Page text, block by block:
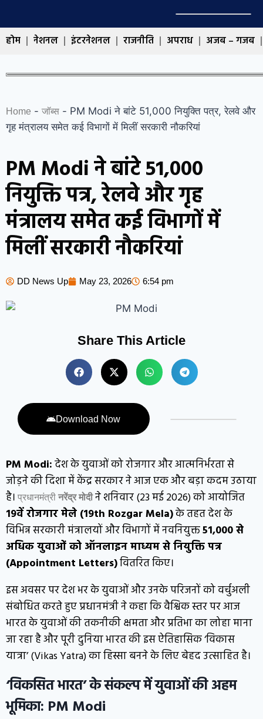
होम नेशनल इंटरनेशनल राजनीति अपराध अजब – गजब
Home - जॉब्स - PM Modi ने बांटे 51,000 नियुक्ति पत्र, रेलवे और
गृह मंत्रालय समेत कई विभागों में मिलीं सरकारी नौकरियां
PM Modi ने बांटे 51,000
नियुक्ति पत्र, रेलवे और गृह
मंत्रालय समेत कई विभागों में
मिलीं सरकारी नौकरियां
DD News Up May 23, 2026 6:54 pm
Share This Article
Download Now
PM Modi:देश के युवाओं को रोजगार और आत्मनिर्भरता से
जोड़ने की दिशा में केंद्र सरकार ने आज एक और बड़ा कदम उठाया
है। प्रधानमंत्री नरेंद्र मोदीने शनिवार (23 मई 2026) को आयोजित
19वें रोजगार मेले (19th Rozgar Mela)के तहत देश के
विभिन्न सरकारी मंत्रालयों और विभागों में नवनियुक्त51,000 से
अधिक युवाओं को ऑनलाइन माध्यम से नियुक्ति पत्र
(Appointment Letters)वितरित किए।
इस अवसर पर देश भर के युवाओं और उनके परिजनों को वर्चुअली
संबोधित करते हुए प्रधानमंत्री ने कहा कि वैश्विक स्तर पर आज
भारत के युवाओं की तकनीकी क्षमता और प्रतिभा का लोहा माना
जा रहा है और पूरी दुनिया भारत की इस ऐतिहासिक ‘विकास
यात्रा’ (Vikas Yatra) का हिस्सा बनने के लिए बेहद उत्साहित है।
‘विकसित भारत’ के संकल्प में युवाओं की अहम
भूमिका: PM Modi